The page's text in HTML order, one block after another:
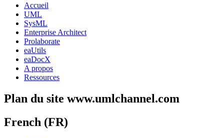
Accueil
UML
SysML
Enterprise Architect
Prolaborate
eaUtils
eaDocX
A propos
Ressources
Plan du site www.umlchannel.com
French (FR)